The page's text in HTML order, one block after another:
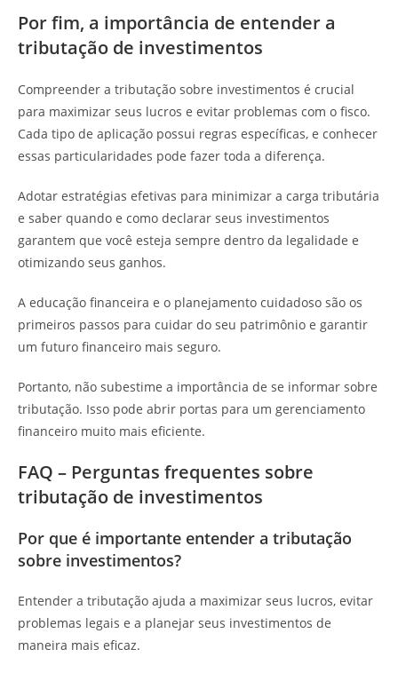
Por fim, a importância de entender a
tributação de investimentos
Compreender a tributação sobre investimentos é crucial
para maximizar seus lucros e evitar problemas com o fisco.
Cada tipo de aplicação possui regras específicas, e conhecer
essas particularidades pode fazer toda a diferença.
Adotar estratégias efetivas para minimizar a carga tributária
e saber quando e como declarar seus investimentos
garantem que você esteja sempre dentro da legalidade e
otimizando seus ganhos.
A educação financeira e o planejamento cuidadoso são os
primeiros passos para cuidar do seu patrimônio e garantir
um futuro financeiro mais seguro.
Portanto, não subestime a importância de se informar sobre
tributação. Isso pode abrir portas para um gerenciamento
financeiro muito mais eficiente.
FAQ – Perguntas frequentes sobre
tributação de investimentos
Por que é importante entender a tributação
sobre investimentos?
Entender a tributação ajuda a maximizar seus lucros, evitar
problemas legais e a planejar seus investimentos de
maneira mais eficaz.